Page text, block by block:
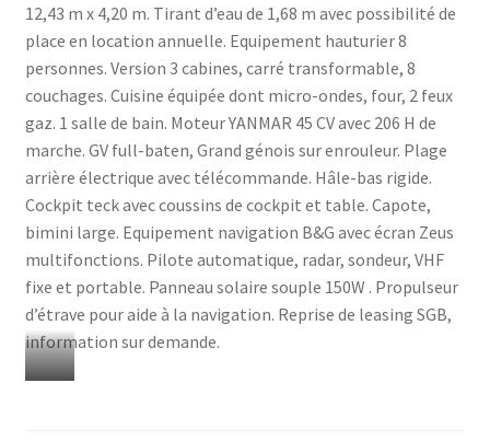
12,43 m x 4,20 m. Tirant d’eau de 1,68 m avec possibilité de
place en location annuelle. Equipement hauturier 8
personnes. Version 3 cabines, carré transformable, 8
couchages. Cuisine équipée dont micro-ondes, four, 2 feux
gaz. 1 salle de bain. Moteur YANMAR 45 CV avec 206 H de
marche. GV full-baten, Grand génois sur enrouleur. Plage
arrière électrique avec télécommande. Hâle-bas rigide.
Cockpit teck avec coussins de cockpit et table. Capote,
bimini large. Equipement navigation B&G avec écran Zeus
multifonctions. Pilote automatique, radar, sondeur, VHF
fixe et portable. Panneau solaire souple 150W . Propulseur
d’étrave pour aide à la navigation. Reprise de leasing SGB,
information sur demande.
s